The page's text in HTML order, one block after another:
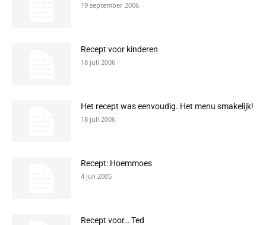
19 september 2006
Recept voor kinderen
18 juli 2006
Het recept was eenvoudig. Het menu smakelijk!
18 juli 2006
Recept: Hoemmoes
4 juli 2005
Recept voor… Ted